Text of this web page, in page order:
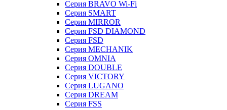
Серия BRAVO Wi-Fi
Серия SMART
Серия MIRROR
Серия FSD DIAMOND
Серия FSD
Серия MECHANIK
Серия OMNIA
Серия DOUBLE
Серия VICTORY
Серия LUGANO
Серия DREAM
Серия FSS